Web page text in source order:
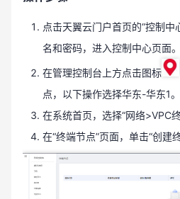
点击天翼云门户首页的“控制中
名和密码，进入控制中心页面。
在管理控制台上方点击图标
点，以下操作选择华东-华东1。
在系统首页，选择“网络>VPC终
在“终端节点”页面，单击“创建